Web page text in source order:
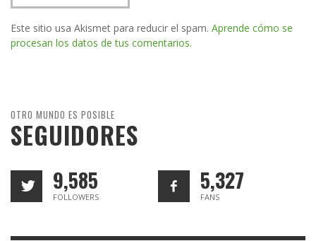
Este sitio usa Akismet para reducir el spam. Aprende cómo se
procesan los datos de tus comentarios.
OTRO MUNDO ES POSIBLE
SEGUIDORES
9,585
FOLLOWERS
5,327
FANS